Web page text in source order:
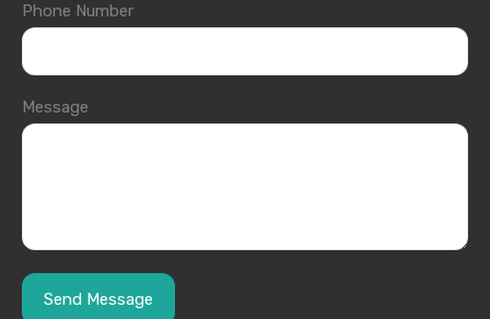
Phone Number
Message